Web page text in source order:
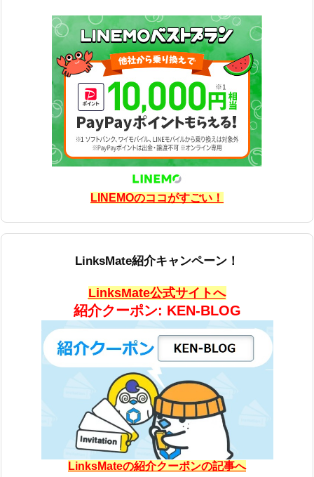
LINEMOのココがすごい！
LinksMate紹介キャンペーン！
LinksMate公式サイトへ
紹介クーポン: KEN-BLOG
LinksMateの紹介クーポンの記事へ